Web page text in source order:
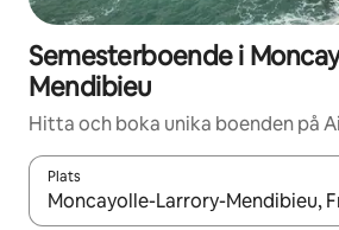
Semesterboende i
Mendibieu
Hitta och boka unika boenden på
Plats
När resultaten är tillgängliga kan du